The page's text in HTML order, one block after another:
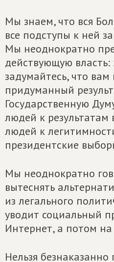
Мы знаем, что вся
все подступы к ней
Мы неоднократно
действующую власть:
задумайтесь, что вам
придуманный
Государственную
людей к результатам
людей к
президентские
Мы неоднократно
вытеснять
из легального
уводит социальный
Интернет, а потом
Нельзя безнаказанно